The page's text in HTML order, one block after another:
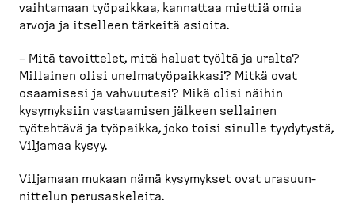
vaihtamaan työpaikkaa, kannattaa miettiä omia
arvoja ja itselleen tärkeitä asioita.
– Mitä tavoittelet, mitä haluat työltä ja uralta?
Millainen olisi unelma­työ­paikkasi? Mitkä ovat
osaamisesi ja vahvuutesi? Mikä olisi näihin
kysymyksiin vastaamisen jälkeen sellainen
työtehtävä ja työpaikka, joko toisi sinulle tyydytystä,
Viljamaa kysyy.
Viljamaan mukaan nämä kysymykset ovat urasuun­
nittelun perusas­keleita.